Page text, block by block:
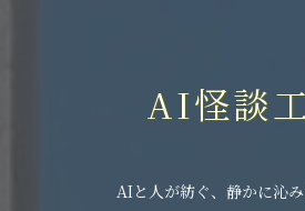
AI怪談
AIと人が紡ぐ、静かに沁